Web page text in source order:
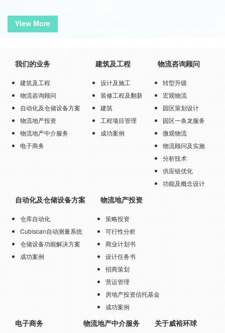
View More
我们的业务
建筑及工程
物流咨询顾问
自动化及仓储设备方案
物流地产投资
物流地产中介服务
电子商务
建筑及工程
设计及施工
装修工程及翻新
建筑
工程项目管理
成功案例
物流咨询顾问
转型升级
宏观物流
园区策划设计
园区一条龙服务
微观物流
物流顾问及实施
分析技术
供应链优化
功能及概念设计
自动化及仓储设备方案
仓库自动化
Cubiscan自动测量系统
仓储设备功能解决方案
成功案例
物流地产投资
策略投资
可行性分析
商业计划书
设计任务书
招商策划
营运管理
房地产投资信托基金
成功案例
电子商务 物流地产中介服务 关于威裕环球